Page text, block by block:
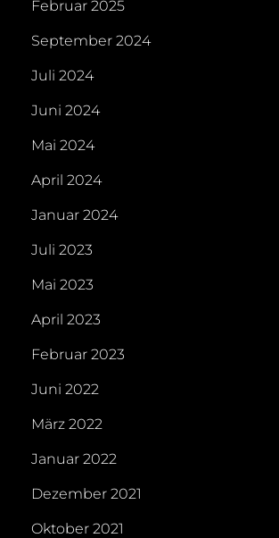
Februar 2025
September 2024
Juli 2024
Juni 2024
Mai 2024
April 2024
Januar 2024
Juli 2023
Mai 2023
April 2023
Februar 2023
Juni 2022
März 2022
Januar 2022
Dezember 2021
Oktober 2021